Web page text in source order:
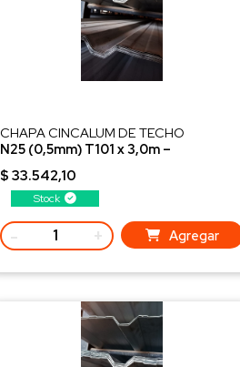
Stock
CHAPA CINCALUM DE TECHO
N25 (0,5mm) T101 x 3,0m –
Seleccionada 2DA
$ 33.542,10
- + Agregar